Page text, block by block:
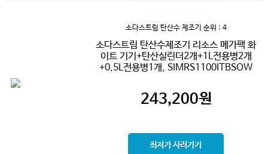
소다스트림 탄산수 제조기 순위 : 4
소다스트림 탄산수제조기 리소스 메가팩 화
이트 기기+탄산실린더2개+1L전용병2개
+0.5L전용병1개, SIMRS1100ITBSOW
243,200원
최저가 사러가기